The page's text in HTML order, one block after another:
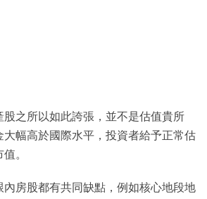
股之所以如此誇張，並不是估值貴所
大幅高於國際水平，投資者給予正常估
。
內房股都有共同缺點，例如核心地段地